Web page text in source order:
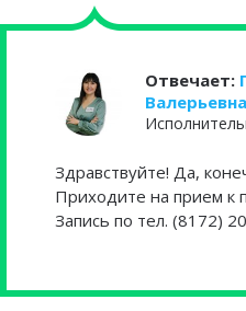
Отвечает:
Валерьевна
Здравствуйте! Да,
Приходите на прием к
Запись по тел. (8172)